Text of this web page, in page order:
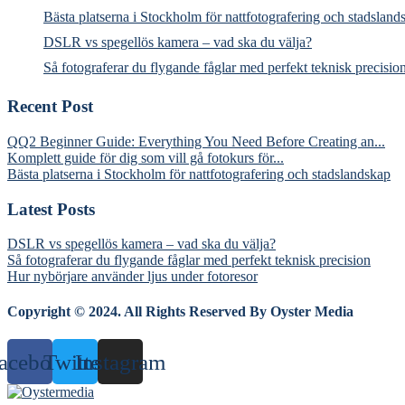
Bästa platserna i Stockholm för nattfotografering och
DSLR vs spegellös kamera – vad ska du välja?
Så fotograferar du flygande fåglar med perfekt teknisk precision
Recent Post
QQ2 Beginner Guide: Everything You Need Before Creating an...
Komplett guide för dig som vill gå fotokurs för...
Bästa platserna i Stockholm för nattfotografering och stadslandskap
Latest Posts
DSLR vs spegellös kamera – vad ska du välja?
Så fotograferar du flygande fåglar med perfekt teknisk precision
Hur nybörjare använder ljus under fotoresor
Copyright © 2024. All Rights Reserved By Oyster Media
TwitterInstagram